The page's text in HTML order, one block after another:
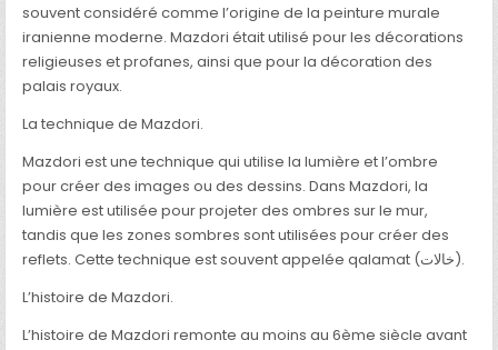
souvent considéré comme l’origine de la peinture murale
iranienne moderne. Mazdori était utilisé pour les décorations
religieuses et profanes, ainsi que pour la décoration des
palais royaux.
La technique de Mazdori.
Mazdori est une technique qui utilise la lumière et l’ombre
pour créer des images ou des dessins. Dans Mazdori, la
lumière est utilisée pour projeter des ombres sur le mur,
tandis que les zones sombres sont utilisées pour créer des
reflets. Cette technique est souvent appelée qalamat (خالات).
L’histoire de Mazdori.
L’histoire de Mazdori remonte au moins au 6ème siècle avant